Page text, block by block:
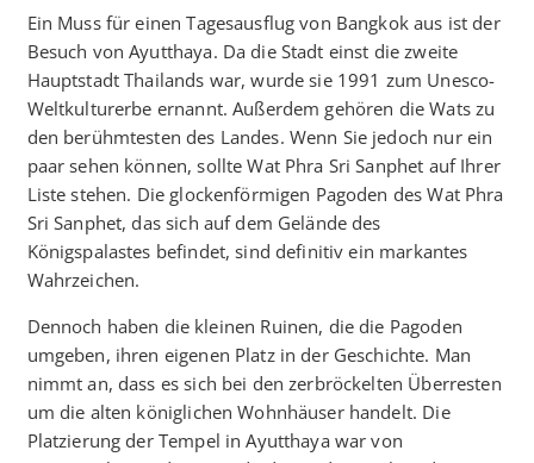
Ein Muss für einen Tagesausflug von Bangkok aus ist der
Besuch von Ayutthaya. Da die Stadt einst die zweite
Hauptstadt Thailands war, wurde sie 1991 zum Unesco-
Weltkulturerbe ernannt. Außerdem gehören die Wats zu
den berühmtesten des Landes. Wenn Sie jedoch nur ein
paar sehen können, sollte Wat Phra Sri Sanphet auf Ihrer
Liste stehen. Die glockenförmigen Pagoden des Wat Phra
Sri Sanphet, das sich auf dem Gelände des
Königspalastes befindet, sind definitiv ein markantes
Wahrzeichen.
Dennoch haben die kleinen Ruinen, die die Pagoden
umgeben, ihren eigenen Platz in der Geschichte. Man
nimmt an, dass es sich bei den zerbröckelten Überresten
um die alten königlichen Wohnhäuser handelt. Die
Platzierung der Tempel in Ayutthaya war von